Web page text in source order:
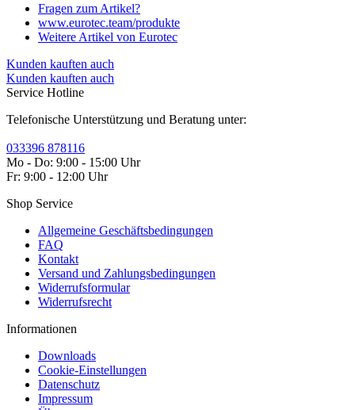
Fragen zum Artikel?
www.eurotec.team/produkte
Weitere Artikel von Eurotec
Kunden kauften auch
Kunden kauften auch
Service Hotline
Telefonische Unterstützung und Beratung unter:
033396 878116
Mo - Do: 9:00 - 15:00 Uhr
Fr: 9:00 - 12:00 Uhr
Shop Service
Allgemeine Geschäftsbedingungen
FAQ
Kontakt
Versand und Zahlungsbedingungen
Widerrufsformular
Widerrufsrecht
Informationen
Downloads
Cookie-Einstellungen
Datenschutz
Impressum